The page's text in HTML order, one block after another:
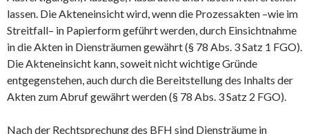
lassen. Die Akteneinsicht wird, wenn die Prozessakten –wie im
Streitfall– in Papierform geführt werden, durch Einsichtnahme
in die Akten in Diensträumen gewährt (§ 78 Abs. 3 Satz 1 FGO).
Die Akteneinsicht kann, soweit nicht wichtige Gründe
entgegenstehen, auch durch die Bereitstellung des Inhalts der
Akten zum Abruf gewährt werden (§ 78 Abs. 3 Satz 2 FGO).
Nach der Rechtsprechung des BFH sind Diensträume in